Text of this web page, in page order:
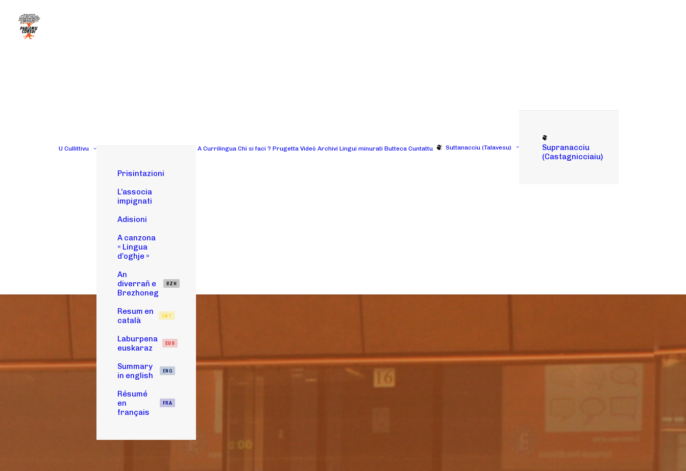
U Cullittivu
Prisintazioni
L’associa
impignati
Adisioni
A canzona
« Lingua
d’oghje »
An
diverrañ e
Brezhoneg
BZH
Resum en
català
CAT
Laburpena
euskaraz
EUS
Summary
in english
ENG
Résumé
en
français
FRA
A Currilingua Chì si faci ? Prugetta Videò Archivi Lingui minurati Butteca Cuntattu Suttanacciu (Talavesu)
Supranacciu
(Castagnicciaiu)